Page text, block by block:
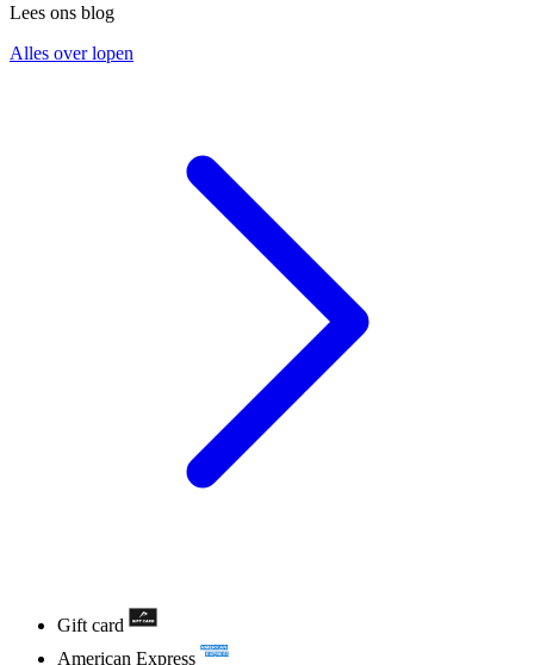
Lees ons blog
Alles over lopen
Gift card
American Express